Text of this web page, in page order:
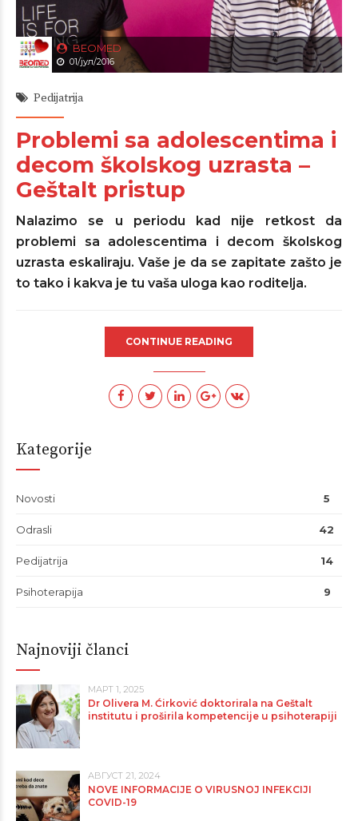
BEOMED
01/јул/2016
Pedijatrija
Problemi sa adolescentima i
decom školskog uzrasta –
Geštalt pristup
Nalazimo se u periodu kad nije retkost da
problemi sa adolescentima i decom školskog
uzrasta eskaliraju. Vaše je da se zapitate zašto je
to tako i kakva je tu vaša uloga kao roditelja.
CONTINUE READING
Kategorije
Novosti 5
Odrasli 42
Pedijatrija 14
Psihoterapija 9
Najnoviji članci
МАРТ 1, 2025
Dr Olivera M. Ćirković doktorirala na Geštalt
institutu i proširila kompetencije u psihoterapiji
АВГУСТ 21, 2024
NOVE INFORMACIJE O VIRUSNOJ INFEKCIJI
COVID-19